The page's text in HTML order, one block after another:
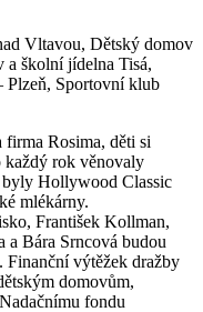
Vltavou, Dětský domov
školní jídelna Tisá,
Plzeň, Sportovní klub
firma Rosima, děti si
každý rok věnovaly
Hollywood Classic
mlékárny.
František Kollman,
a Bára Srncová budou
Finanční výtěžek dražby
domovům,
fondu